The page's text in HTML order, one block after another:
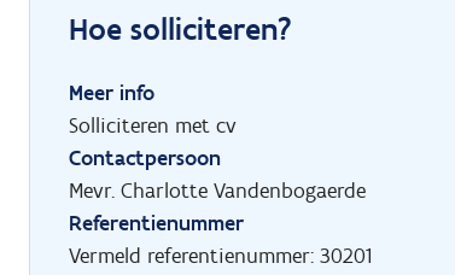
Hoe solliciteren?
Meer info
Solliciteren met cv
Contactpersoon
Mevr. Charlotte Vandenbogaerde
Referentienummer
Vermeld referentienummer: 30201